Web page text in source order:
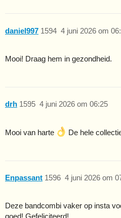
daniel997 4 juni 2026 om
1594
Mooi! Draag hem in gezondheid.
drh 4 juni 2026 om 06:25
1595
Mooi van harte De hele
Enpassant 4 juni 2026 om
1596
Deze bandcombi vaker op insta